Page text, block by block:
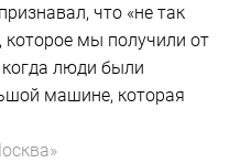
что «не так
которое мы получили от
люди были
машине, которая